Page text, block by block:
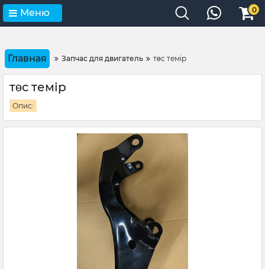
Меню 0
Главная Запчас для двигатель төс темір
төс темір
Опис: